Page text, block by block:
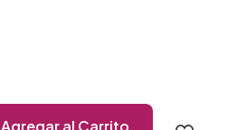
Agregar al Carrito